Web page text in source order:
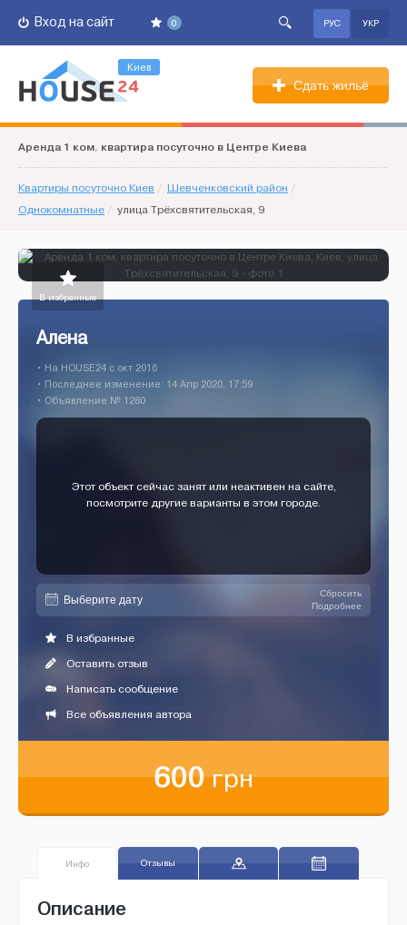
0
Вход на сайт РУС УКР
Киев
Сдать жильё
Аренда 1 ком. квартира посуточно в Центре Киева
Квартиры посуточно Киев / Шевченковский район /
Однокомнатные / улица Трёхсвятительская, 9
В избранные
Алена
• На HOUSE24 c окт 2016
• Последнее изменение: 14 Апр 2020, 17:59
• Объявление № 1280
Этот объект сейчас занят или неактивен на сайте,
посмотрите другие варианты в этом городе.
Сбросить
Подробнее
В избранные
Оставить отзыв
Написать сообщение
Все объявления автора
600грн
Инфо Отзывы
Описание